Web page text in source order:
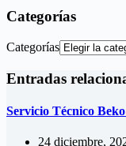
Categorías
Categorías
Entradas
Servicio Técnico
24 diciembre,